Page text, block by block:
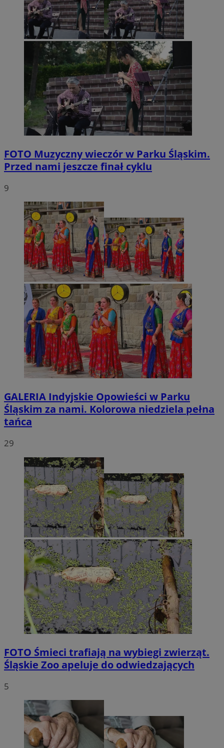
FOTO Muzyczny wieczór w Parku Śląskim.
Przed nami jeszcze finał cyklu
9
GALERIA Indyjskie Opowieści w Parku
Śląskim za nami. Kolorowa niedziela pełna
tańca
29
FOTO Śmieci trafiają na wybiegi zwierząt.
Śląskie Zoo apeluje do odwiedzających
5